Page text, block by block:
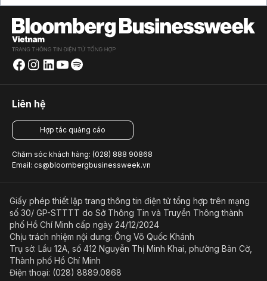
Liên hệ
Hợp tác quảng cáo
Chăm sóc khách hàng: (028) 888 90868
Email: cs@bloombergbusinessweek.vn
Giấy phép thiết lập trang thông tin điện tử tổng hợp trên mạng
số 30/ GP-STTTT do Sở Thông Tin và Truyền Thông thành
phố Hồ Chí Minh cấp ngày 24/12/2024
Chịu trách nhiệm nội dung: Ông Võ Quốc Khánh
Trụ sở: Lầu 12A, số 412 Nguyễn Thị Minh Khai, phường Bàn Cờ,
Thành phố Hồ Chí Minh
Điện thoại: (028) 8889.0868